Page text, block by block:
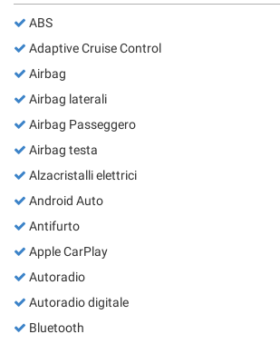
ABS
Adaptive Cruise Control
Airbag
Airbag laterali
Airbag Passeggero
Airbag testa
Alzacristalli elettrici
Android Auto
Antifurto
Apple CarPlay
Autoradio
Autoradio digitale
Bluetooth